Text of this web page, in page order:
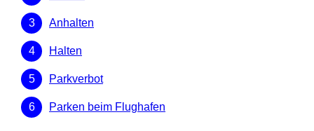
Anhalten
Halten
Parkverbot
Parken beim Flughafen